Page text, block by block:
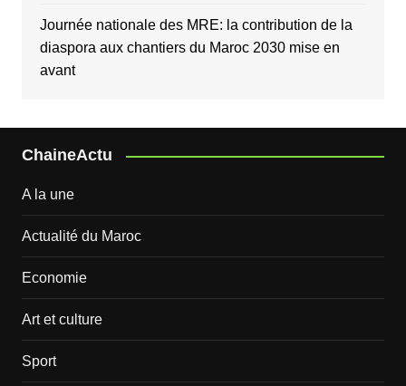
Journée nationale des MRE: la contribution de la
diaspora aux chantiers du Maroc 2030 mise en
avant
ChaineActu
A la une
Actualité du Maroc
Economie
Art et culture
Sport